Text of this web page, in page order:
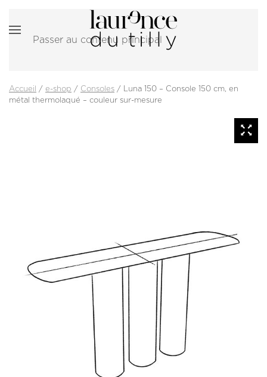
Passer au contenu principal
Accueil / e-shop / Consoles / Luna 150 – Console 150 cm, en
métal thermolaqué – couleur sur-mesure